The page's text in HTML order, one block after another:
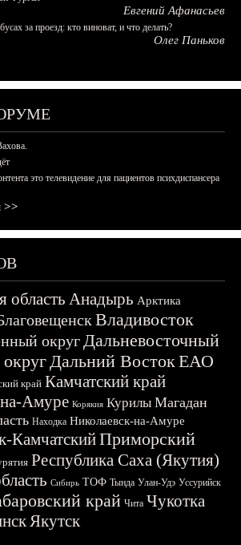
Евгений Афанасьев
за проезд: кто виноват, и что делать?
Олег Паньков
это телевидение для пациентов психдиспансера
>>
область Анадырь Арктика
Владивосток
округДальневосточный
Дальний ВостокЕАО
край Камчатский край
Амуре Корякия Курилы Магадан
Находка Николаевск-на-Амуре
КамчатскийПриморский
Республика Саха (Якутия)
Сибирь ТОФ Тында Улан-Удэ Уссурийск
край Чита Чукотка
Якутск